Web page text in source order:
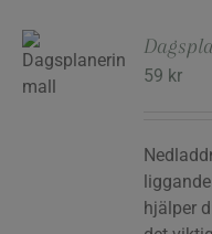
59 kr
hjälper